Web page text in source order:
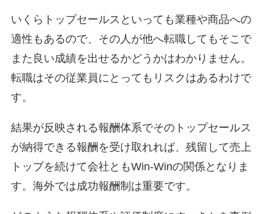
いくらトップセールスといっても業種や商品への
適性もあるので、その人が他へ転職してもそこで
また良い成績を出せるかどうかはわかりません。
転職はその従業員にとってもリスクはあるわけで
す。
結果が反映される報酬体系でそのトップセールス
が納得できる報酬を受け取れれば、残留して売上
トップを続けて会社ともWin-Winの関係となりま
す。海外では成功報酬制は重要です。